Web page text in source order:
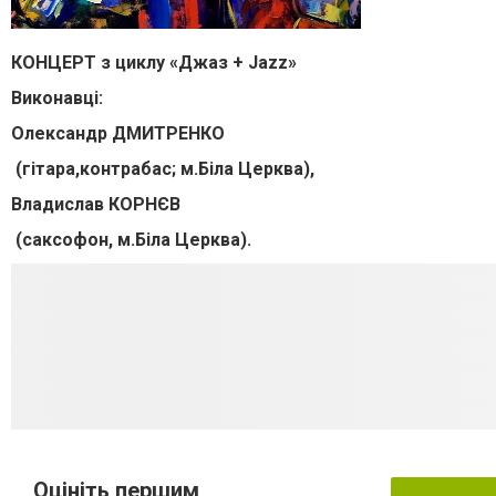
КОНЦЕРТ з циклу «Джаз + Jazz»
Виконавці:
Олександр ДМИТРЕНКО
(гітара,контрабас; м.Біла Церква),
Владислав КОРНЄВ
(саксофон, м.Біла Церква).